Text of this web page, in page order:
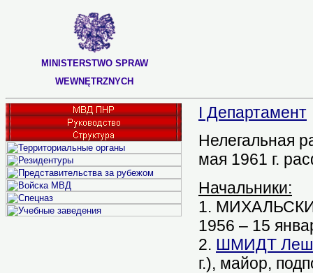
MINISTERSTWO SPRAW
WEWNĘTRZNYCH
I Департамент
Нелегальная
мая 1961 г.
Начальники:
1.
1956 – 15
2. ШМИДТ
г.), майор,